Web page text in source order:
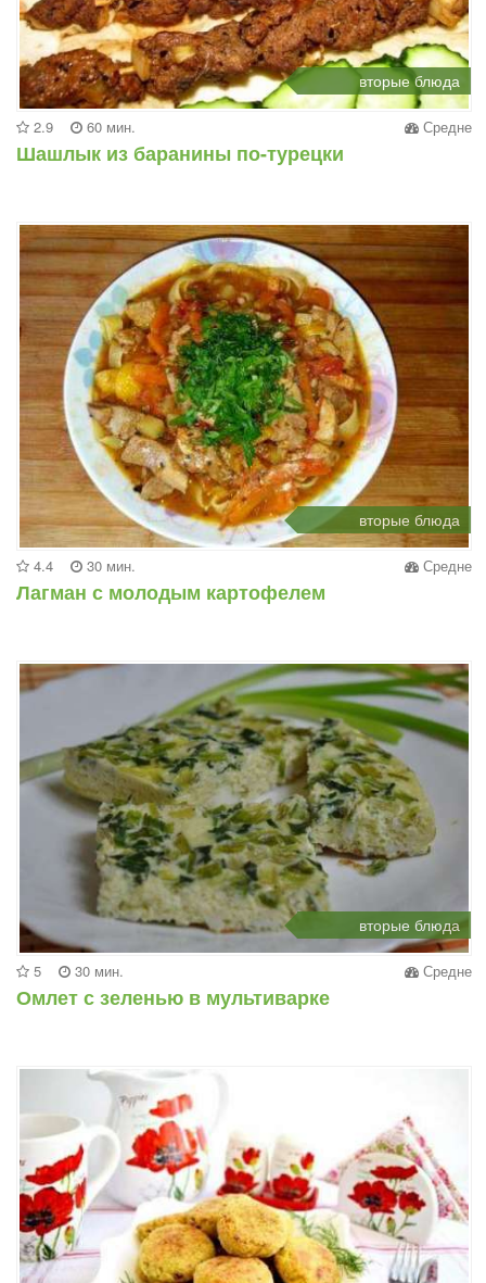
вторые блюда
2.9 60 мин. Средне
Шашлык из баранины по-турецки
вторые блюда
4.4 30 мин. Средне
Лагман с молодым картофелем
вторые блюда
5 30 мин. Средне
Омлет с зеленью в мультиварке